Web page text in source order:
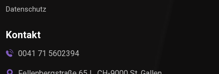
Datenschutz
Kontakt
0041 71 5602394